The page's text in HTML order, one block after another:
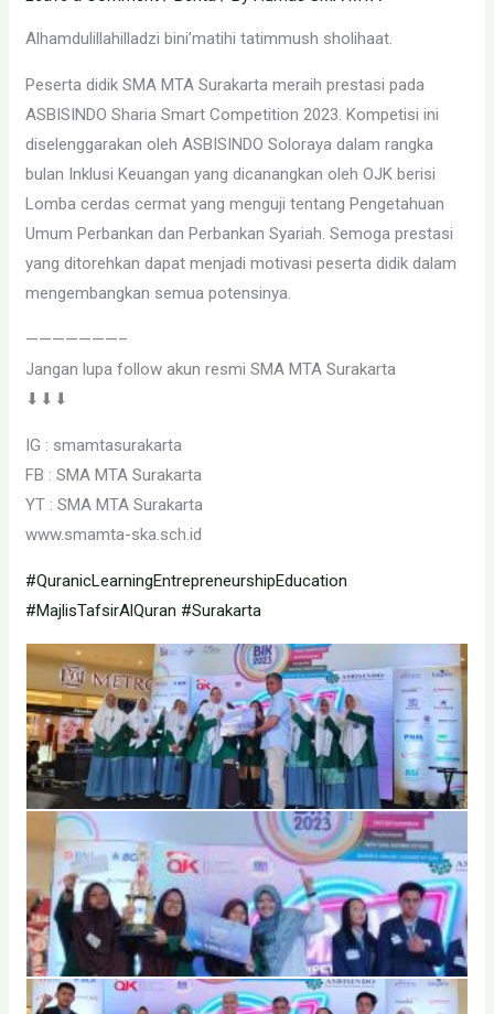
Alhamdulillahilladzi bini’matihi tatimmush sholihaat.
Peserta didik SMA MTA Surakarta meraih prestasi pada
ASBISINDO Sharia Smart Competition 2023. Kompetisi ini
diselenggarakan oleh ASBISINDO Soloraya dalam rangka
bulan Inklusi Keuangan yang dicanangkan oleh OJK berisi
Lomba cerdas cermat yang menguji tentang Pengetahuan
Umum Perbankan dan Perbankan Syariah. Semoga prestasi
yang ditorehkan dapat menjadi motivasi peserta didik dalam
mengembangkan semua potensinya.
———————–
Jangan lupa follow akun resmi SMA MTA Surakarta
⬇⬇⬇
IG : smamtasurakarta
FB : SMA MTA Surakarta
YT : SMA MTA Surakarta
www.smamta-ska.sch.id
#QuranicLearningEntrepreneurshipEducation
#MajlisTafsirAlQuran #Surakarta